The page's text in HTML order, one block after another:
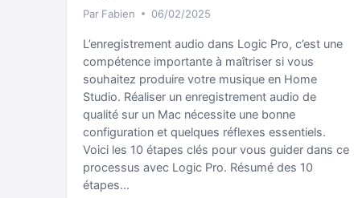
Par Fabien 06/02/2025
L’enregistrement audio dans Logic Pro, c’est une
compétence importante à maîtriser si vous
souhaitez produire votre musique en Home
Studio. Réaliser un enregistrement audio de
qualité sur un Mac nécessite une bonne
configuration et quelques réflexes essentiels.
Voici les 10 étapes clés pour vous guider dans ce
processus avec Logic Pro. Résumé des 10
étapes…